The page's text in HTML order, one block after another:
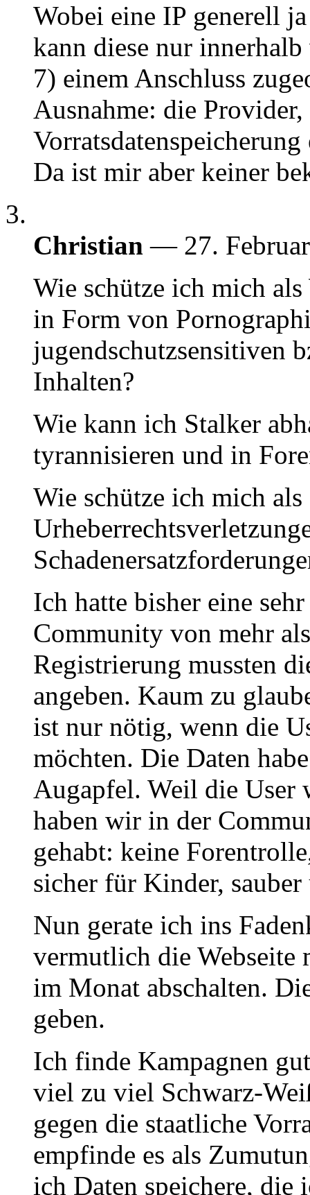
Wobei eine IP generell
kann diese nur
7) einem Anschluss
Ausnahme: die
Da ist mir aber keiner
Christian — 27.
Wie schütze ich mich als
in Form von
jugendschutzsensitiven
Inhalten?
Wie kann ich Stalker
tyrannisieren und in
Wie schütze ich mich
Ich hatte bisher eine
Community von mehr
Registrierung mussten
angeben. Kaum zu
ist nur nötig, wenn die
möchten. Die Daten
Augapfel. Weil die User
haben wir in der
gehabt: keine
sicher für Kinder, sauber
Nun gerate ich ins
vermutlich die
im Monat abschalten.
geben.
Ich finde Kampagnen
viel zu viel Schwarz-
gegen die staatliche
empfinde es als
ich Daten speichere, die